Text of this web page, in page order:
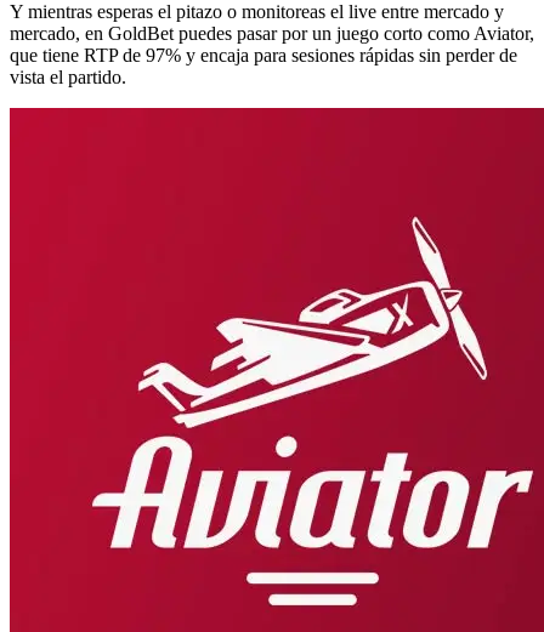
Y mientras esperas el pitazo o monitoreas el live entre mercado y
mercado, en GoldBet puedes pasar por un juego corto como Aviator,
que tiene RTP de 97% y encaja para sesiones rápidas sin perder de
vista el partido.